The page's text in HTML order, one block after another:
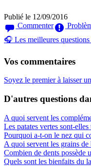
Publié le 12/09/2016
Commenter
🎧 Les meilleures questions
Vos commentaires
Soyez le premier à laisser
D'autres questions
A quoi servent les
Les patates vertes sont-
Pourquoi a-t-on le nez qui
A quoi servent les grains de
Combien de dents possède
Quels sont les bienfaits du